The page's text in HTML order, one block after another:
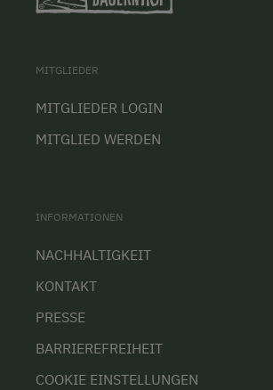
MITGLIEDER
MITGLIEDER LOGIN
MITGLIED WERDEN
INFORMATIONEN
NACHHALTIGKEIT
KONTAKT
PRESSE
BARRIEREFREIHEIT
COOKIE EINSTELLUNGEN